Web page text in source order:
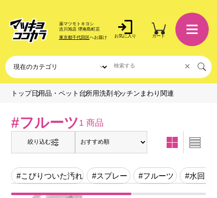
薬マツモトキヨシ
吉川旭店 堺南島町店
東京都千代田区へお届け お気に入り カート
×
トップ日用品・ペット 台所用洗剤 キッチンまわり関連
#フルーツ1 商品
絞り込む
#こびりついた汚れ #スプレー #フルーツ #水回り